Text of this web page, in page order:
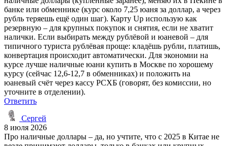
банке или обменнике (курс около 7,25 юаня за доллар, а через
рубль теряешь ещё один шаг). Карту Up использую как
резервную – для крупных покупок и снятия, если не хватит
налички. Если выбирать между рублёвой и юаневой – для
типичного туриста рублёвая проще: кладёшь рубли, платишь,
конвертация происходит автоматически. Для экономии на
курсе лучше наличные юани купить в Москве по хорошему
курсу (сейчас 12,6-12,7 в обменниках) и положить на
юаневый счёт через кассу РСХБ (говорят, без комиссии, но
уточните в отделении).
Ответить
Сергей
8 июля 2026
Про наличные доллары – да, но учтите, что с 2025 в Китае не